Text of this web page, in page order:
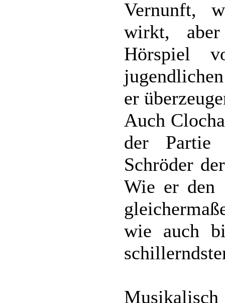
Vernunft,
wirkt,
Hörspiel
er
Auch
der
Schröder
Wie er den
wie auch